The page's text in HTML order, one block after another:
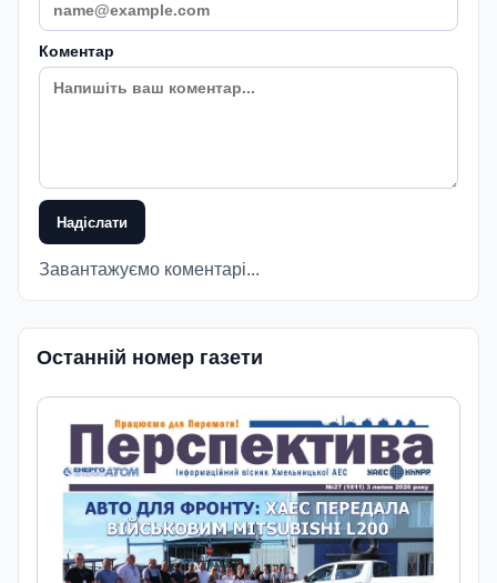
Коментар
Надіслати
Завантажуємо коментарі...
Останній номер газети